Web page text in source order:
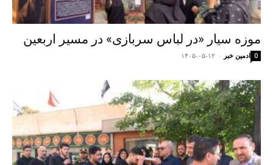
موزه سیار «در لباس سربازی» در مسیر اربعین
ادمین خبر - ۱۴۰۵-۰۵-۱۲ 0